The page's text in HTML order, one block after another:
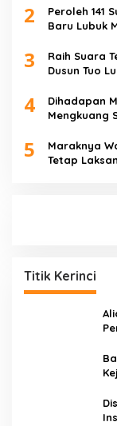
2
Peroleh 141
Baru Lubuk
3
Raih Suara
Dusun Tuo
4
Dihadapan
Mengkuang
5
Maraknya
Tetap
Titik Kerinci